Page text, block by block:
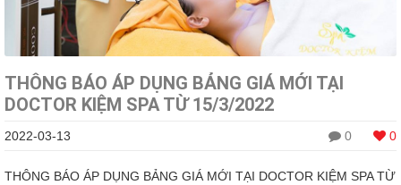
THÔNG BÁO ÁP DỤNG BẢNG GIÁ MỚI TẠI
DOCTOR KIỆM SPA TỪ 15/3/2022
0 0
2022-03-13
THÔNG BÁO ÁP DỤNG BẢNG GIÁ MỚI TẠI DOCTOR KIỆM SPA TỪ